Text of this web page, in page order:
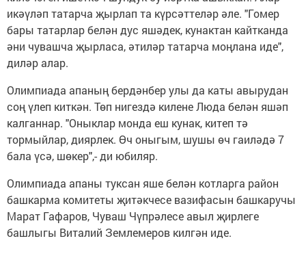
икәүләп татарча җырлап та күрсәттеләр әле. "Гомер
бары татарлар белән дус яшәдек, кунактан кайтканда
әни чувашча җырласа, әтиләр татарча моңлана иде",
диләр алар.
Олимпиада апаның бердәнбер улы да каты авырудан
соң үлеп киткән. Төп нигездә килене Люда белән яшәп
калганнар. "Оныклар монда еш кунак, китеп тә
тормыйлар, диярлек. Өч оныгым, шушы өч гаиләдә 7
бала үсә, шөкер",- ди юбиляр.
Олимпиада апаны туксан яше белән котларга район
башкарма комитеты җитәкчесе вазифасын башкаручы
Марат Гафаров, Чуваш Чүпрәлесе авыл җирлеге
башлыгы Виталий Землемеров килгән иде.